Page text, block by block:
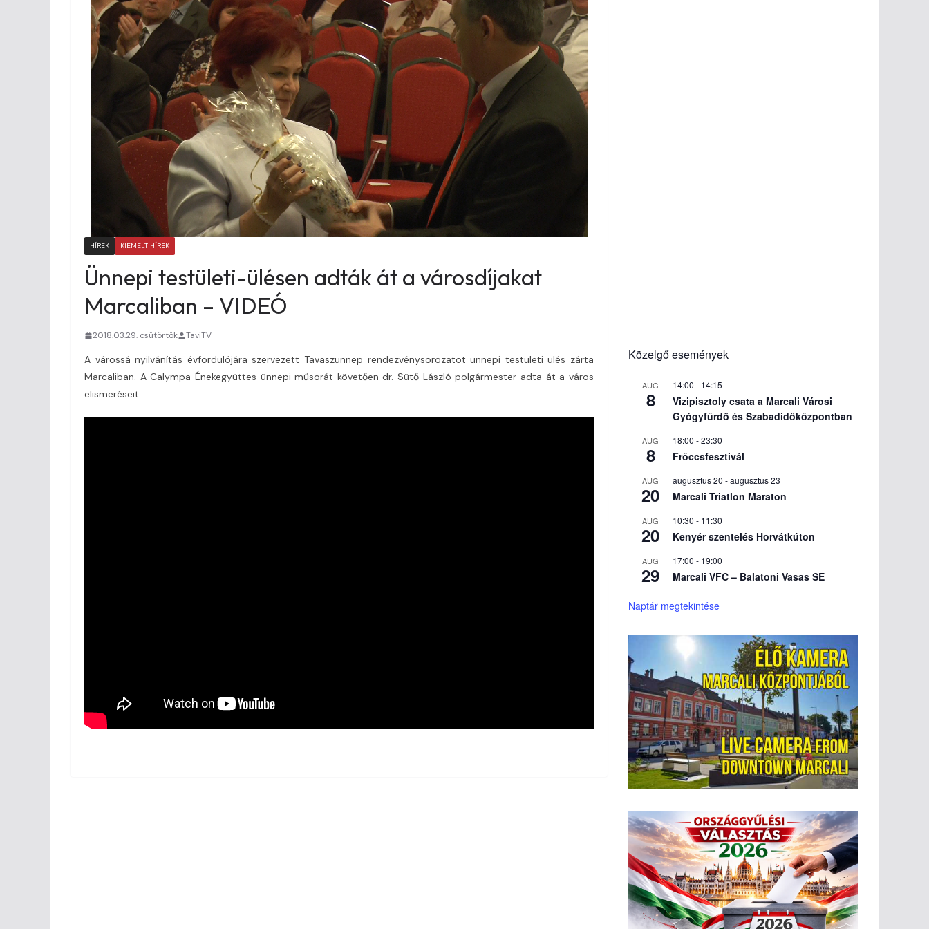
HÍREK KIEMELT HÍREK
Ünnepi testületi-ülésen adták át a városdíjakat
Marcaliban – VIDEÓ
2018.03.29. csütörtök TaviTV
A várossá nyilvánítás évfordulójára szervezett Tavaszünnep rendezvénysorozatot ünnepi testületi ülés zárta
Marcaliban. A Calympa Énekegyüttes ünnepi műsorát követően dr. Sütő László polgármester adta át a város
elismeréseit.
Közelgő események
AUG
8
14:00 - 14:15
Vizipisztoly csata a Marcali Városi
Gyógyfürdő és Szabadidőközpontban
AUG
8
18:00 -23:30
Fröccsfesztivál
AUG
20
augusztus 20 -augusztus 23
Marcali Triatlon Maraton
AUG
20
10:30 - 11:30
Kenyér szentelés Horvátkúton
AUG
29
17:00 - 19:00
Marcali VFC – Balatoni Vasas SE
Naptár megtekintése